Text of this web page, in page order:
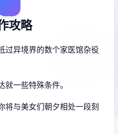
攻略
过异境界的数个家医馆杂役
一些特殊条件。
将与美女们朝夕相处一段刻